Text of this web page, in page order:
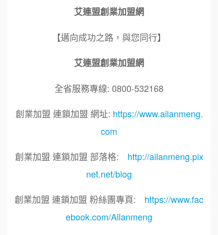
艾連盟創業加盟網
【邁向成功之路，與您同行】
艾連盟創業加盟網
全省服務專線: 0800-532168
創業加盟 連鎖加盟 網址: https://www.ailanmeng.
com
創業加盟 連鎖加盟 部落格: http://ailanmeng.pix
net.net/blog
創業加盟 連鎖加盟 粉絲團專頁: https://www.fac
ebook.com/Ailanmeng